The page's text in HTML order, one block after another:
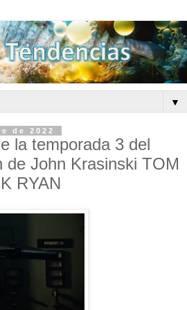
▼
de 2022
la temporada 3 del
de John Krasinski TOM
RYAN